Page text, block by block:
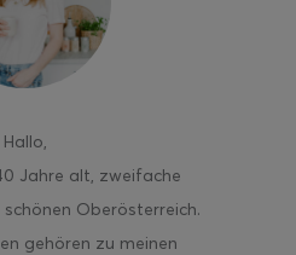
Hallo,
Jahre alt, zweifache
Oberösterreich.
gehören zu meinen